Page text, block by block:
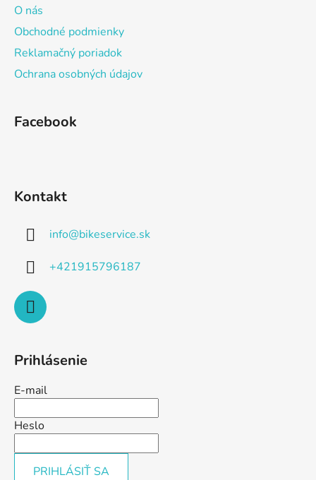
O nás
Obchodné podmienky
Reklamačný poriadok
Ochrana osobných údajov
Facebook
Kontakt
info@bikeservice.sk
+421915796187
Prihlásenie
E-mail
Heslo
PRIHLÁSIŤ SA